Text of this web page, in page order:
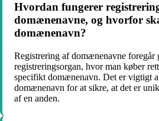
Hvordan fungerer
domænenavne, og hvorfor
domænenavn?
Registrering af domænenavne foregår
registreringsorgan, hvor man køber
specifikt domænenavn. Det er vigtigt
domænenavn for at sikre, at det er
af en anden.